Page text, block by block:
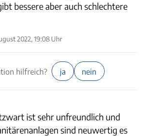
bessere aber auch schlechtere
2022, 19:08 Uhr
hilfreich? ja nein
ist sehr unfreundlich und
sind neuwertig es